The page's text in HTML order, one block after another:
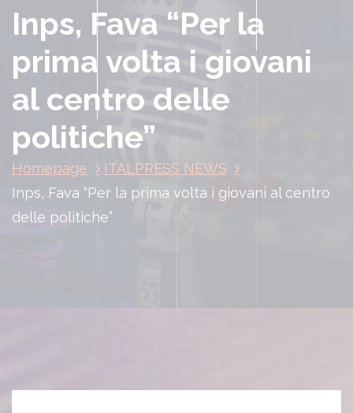
Inps, Fava “Per la
prima volta i giovani
al centro delle
politiche”
Homepage
ITALPRESS NEWS
Inps, Fava “Per la prima volta i giovani al centro
delle politiche”